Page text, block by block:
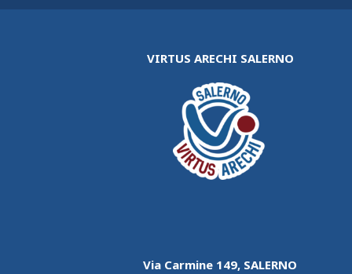
VIRTUS ARECHI SALERNO
Via Carmine 149, SALERNO